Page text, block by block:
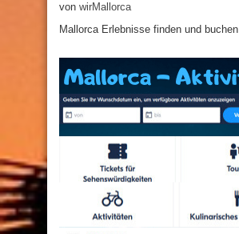
von wirMallorca
Mallorca Erlebnisse finden und buchen